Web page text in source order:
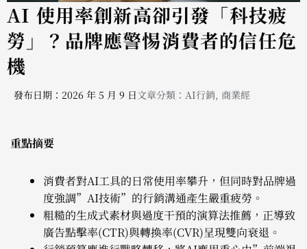
AI 使用率創新高卻引發「科技疲
勞」？品牌應警惕消費者的信任危
機
發布日期：2026 年 5 月 9 日文章分類： AI行銷, 商業經
重點摘要
消費者對AI工具的日常使用率攀升，但同時對品牌過
度強調”AI技術”的行銷溝通產生嚴重疲勞。
粗糙的生成式素材與過度干預的演算法推薦，正導致
廣告點擊率(CTR)與轉換率(CVR)呈現雙向衰退。